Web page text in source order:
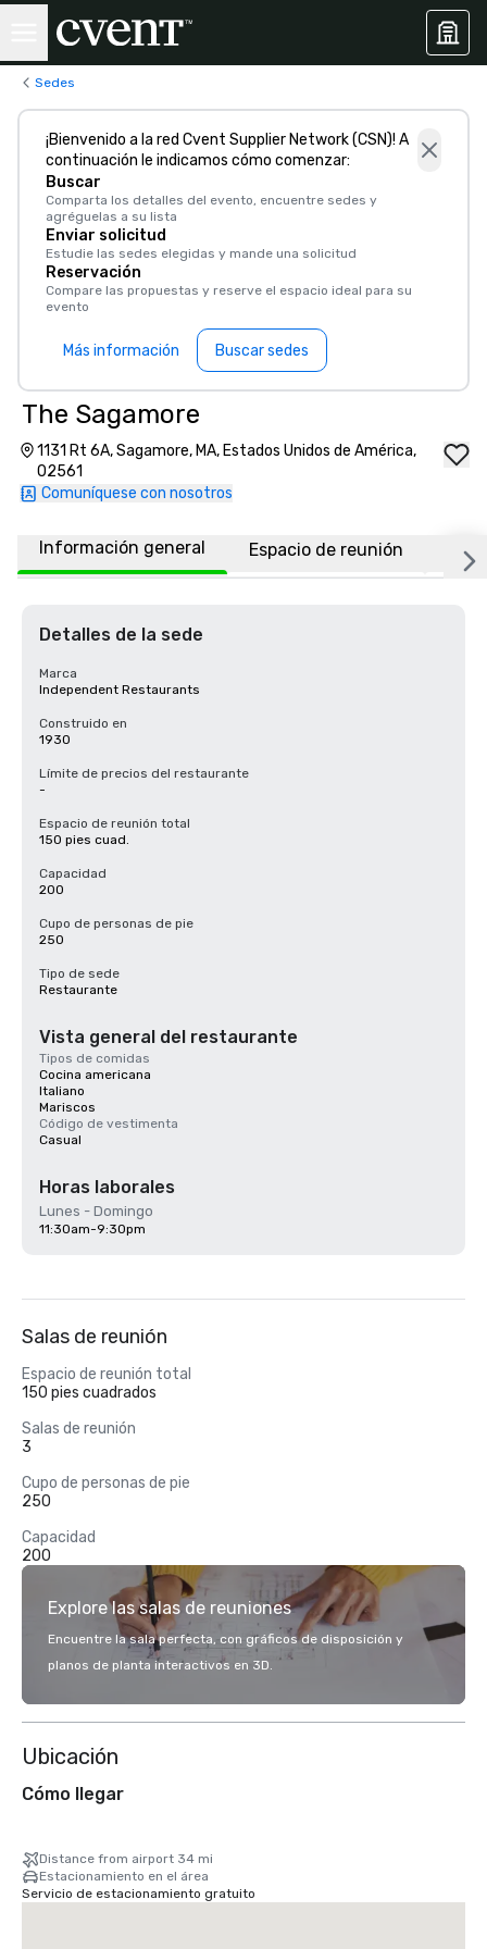
Sedes
¡Bienvenido a la red Cvent Supplier Network (CSN)! A
continuación le indicamos cómo comenzar:
Buscar
Comparta los detalles del evento, encuentre sedes y
agréguelas a su lista
Enviar solicitud
Estudie las sedes elegidas y mande una solicitud
Reservación
Compare las propuestas y reserve el espacio ideal para su
evento
Más información Buscar sedes
The Sagamore
1131 Rt 6A, Sagamore, MA, Estados Unidos de América,
02561
Comuníquese con nosotros
Información general Espacio de reunión
Detalles de la sede
Marca
Independent Restaurants
Construido en
1930
Límite de precios del restaurante
-
Espacio de reunión total
150 pies cuad.
Capacidad
200
Cupo de personas de pie
250
Tipo de sede
Restaurante
Vista general del restaurante
Tipos de comidas
Cocina americana
Italiano
Mariscos
Código de vestimenta
Casual
Horas laborales
Lunes - Domingo
11:30am-9:30pm
Salas de reunión
Espacio de reunión total
150 pies cuadrados
Salas de reunión
3
Cupo de personas de pie
250
Capacidad
200
Explore las salas de reuniones
Encuentre la sala perfecta, con gráficos de disposición y
planos de planta interactivos en 3D.
Ubicación
Cómo llegar
Distance from airport 34 mi
Estacionamiento en el área
Servicio de estacionamiento gratuito